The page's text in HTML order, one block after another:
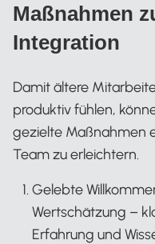
Maßnahmen
Integration
Damit ältere
produktiv fühlen,
gezielte Maßnahmen
Team zu erleichtern.
Gelebte
Wertschätzung –
Erfahrung und